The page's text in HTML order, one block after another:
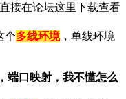
接在论坛这里下载查看
个多线环境，单线环境
端口映射，我不懂怎么